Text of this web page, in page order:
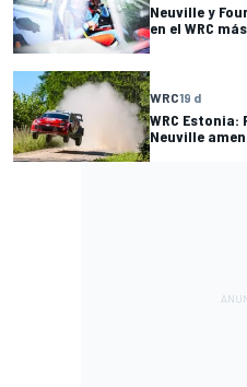
Neuville y
en el WRC
WRC19 d
WRC
Neuville